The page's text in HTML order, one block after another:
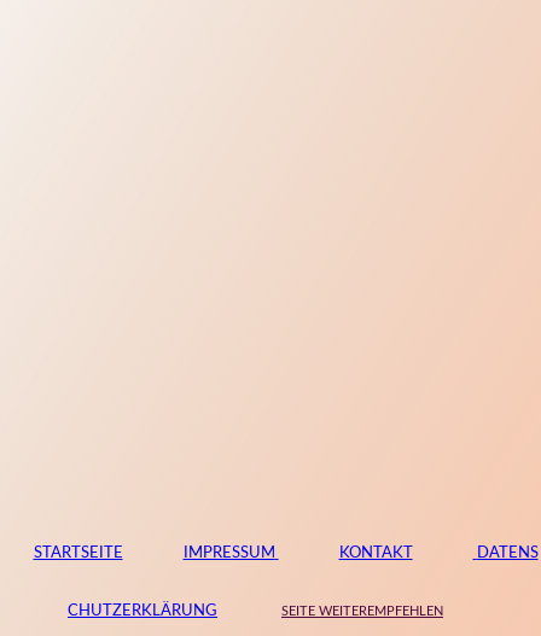
STARTSEITE IMPRESSUM KONTAKT DATENS
CHUTZERKLÄRUNG SEITE WEITEREMPFEHLEN